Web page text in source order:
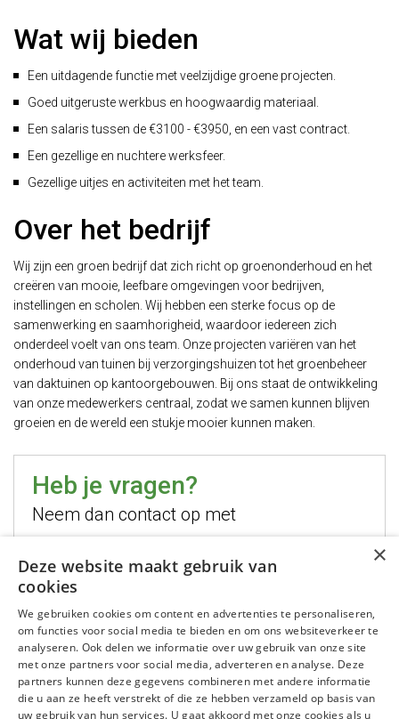
Wat wij bieden
Een uitdagende functie met veelzijdige groene projecten.
Goed uitgeruste werkbus en hoogwaardig materiaal.
Een salaris tussen de €3100 - €3950, en een vast contract.
Een gezellige en nuchtere werksfeer.
Gezellige uitjes en activiteiten met het team.
Over het bedrijf
Wij zijn een groen bedrijf dat zich richt op groenonderhoud en het
creëren van mooie, leefbare omgevingen voor bedrijven,
instellingen en scholen. Wij hebben een sterke focus op de
samenwerking en saamhorigheid, waardoor iedereen zich
onderdeel voelt van ons team. Onze projecten variëren van het
onderhoud van tuinen bij verzorgingshuizen tot het groenbeheer
van daktuinen op kantoorgebouwen. Bij ons staat de ontwikkeling
van onze medewerkers centraal, zodat we samen kunnen blijven
groeien en de wereld een stukje mooier kunnen maken.
Heb je vragen?
Neem dan contact op met
Hugo Jelier
Bel mij
Stuur mij een email
×
Deze website maakt gebruik van
cookies
We gebruiken cookies om content en advertenties te personaliseren,
om functies voor social media te bieden en om ons websiteverkeer te
analyseren. Ook delen we informatie over uw gebruik van onze site
met onze partners voor social media, adverteren en analyse. Deze
partners kunnen deze gegevens combineren met andere informatie
die u aan ze heeft verstrekt of die ze hebben verzameld op basis van
uw gebruik van hun services. U gaat akkoord met onze cookies als u